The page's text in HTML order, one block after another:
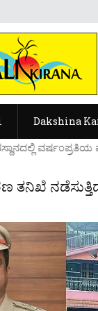
Dakshina
ವರ್ಷ೦ಪ್ರತಿಯ
ತನಿಖೆ